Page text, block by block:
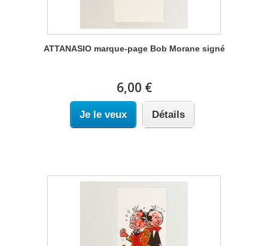
ATTANASIO marque-page Bob Morane signé
6,00 €
Je le veux Détails